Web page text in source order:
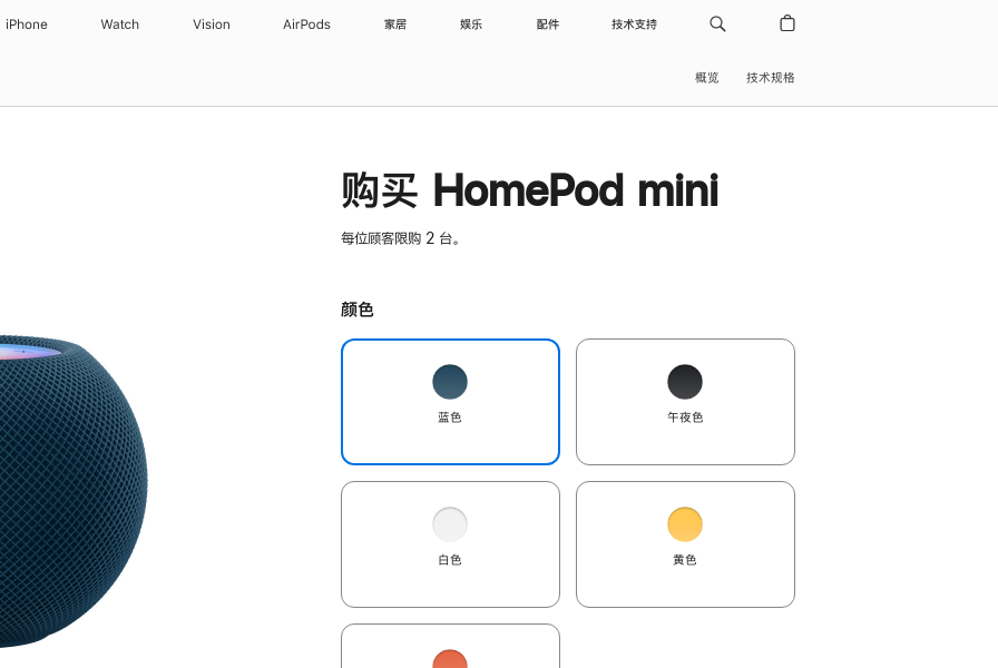
iPhone Watch Vision AirPods 家居 娱乐 配件 技术支持
概览 技术规格
购买 HomePod mini
每位顾客限购 2 台。
颜色
蓝色 午夜色
白色 黄色